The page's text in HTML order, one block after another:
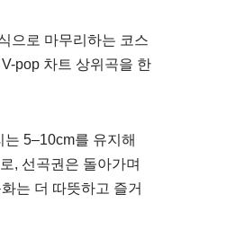
으로 마무리하는 코스
pop 차트 상위곡을 한
5–10cm를 유지해
, 선곡권은 돌아가며
는 더 따뜻하고 즐거